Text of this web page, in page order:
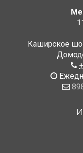
Каширское